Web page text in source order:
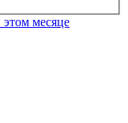
этом месяце